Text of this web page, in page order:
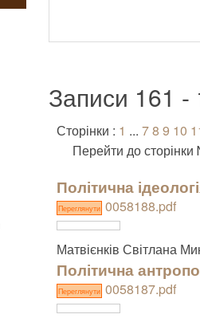
Записи 161 -
Сторінки : 1 ... 78 9 10
Перейти до
Політична
Переглянути0058188.pdf
Матвієнків Світлана
Політична
Переглянути0058187.pdf